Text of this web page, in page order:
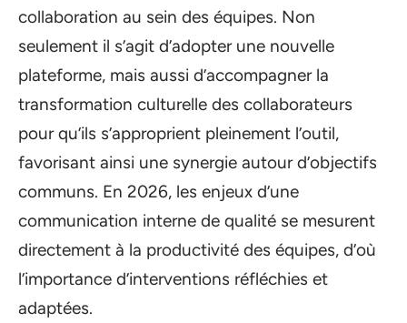
collaboration au sein des équipes. Non
seulement il s’agit d’adopter une nouvelle
plateforme, mais aussi d’accompagner la
transformation culturelle des collaborateurs
pour qu’ils s’approprient pleinement l’outil,
favorisant ainsi une synergie autour d’objectifs
communs. En 2026, les enjeux d’une
communication interne de qualité se mesurent
directement à la productivité des équipes, d’où
l’importance d’interventions réfléchies et
adaptées.